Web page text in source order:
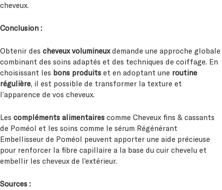
cheveux.
Conclusion :
Obtenir des cheveux volumineuxdemande une approche globale
combinant des soins adaptés et des techniques de coiffage. En
choisissant les bons produits et en adoptant une routine
régulière, il est possible de transformer la texture et
l’apparence de vos cheveux.
Les compléments alimentaires comme Cheveux fins & cassants
de Poméol et les soins comme le sérum Régénérant
Embellisseur de Poméol peuvent apporter une aide précieuse
pour renforcer la fibre capillaire a la base du cuir chevelu et
embellir les cheveux de l’extérieur.
Sources :